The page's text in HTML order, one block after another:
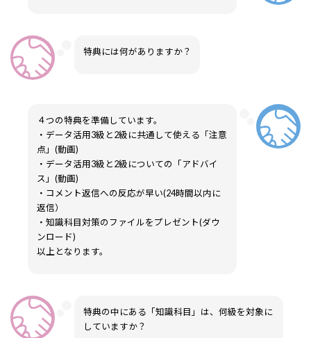
特典には何がありますか？
４つの特典を準備しています。
・データ活用3級と2級に共通して使える「注意
点」(動画)
・データ活用3級と2級についての「アドバイ
ス」(動画)
・コメント返信への反応が早い(24時間以内に
返信）
・知識科目対策のファイルをプレゼント(ダウ
ンロード)
以上となります。
特典の中にある「知識科目」は、何級を対象に
していますか？